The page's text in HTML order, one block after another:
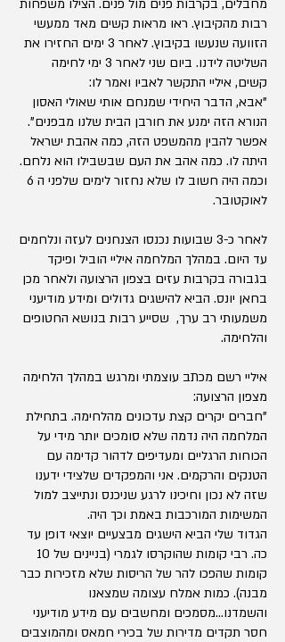
מחבלים, בקרבות פנים מול פנים. הצילו משפחות
רבות מהקיבוץ. ראו מראות קשים מאד ממעשי
הזוועה שנעשו בקיבוץ. לאחר 3 ימים החזירו את
השליטה לידנו. ביום שני לאחר 3 ימי לחימה
קשים, איליי התקשר לאביו ואמר לו:
"אבא, הדבר היחידי שמנחם אותי שאולי האסון
הנורא הזה ימנע את חורבן הבית שלנו מבפנים".
אפשר להבין מהמשפט הזה, כמה אהבת ישראל
היתה לו. כמה אהב את העם שבשבילו הוא נלחם.
וכמה היה חשוב לו שלא נחזור לימים שלפני ה 6
לאוקטובר.
לאחר כ-3 שבועות נכנסו הצנחנים לעזה ונלחמים
עד היום. במהלך המלחמה איליי הוביל ופיקד
בגבורה בקרבות עזים בצפון הרצועה ולאחר מכן
בחאן יונס. הביא להישגים גדולים ומידע מודיעני
משמעותי רב ערך, שסייע רבות בנושא החטופים
והלחימה.
איליי רשם מכתב עוצמתי ומרגש במהלך הלחימה
מצפון הרצועה:
"חברים יקרים קצת עדכונים מהלחימה. בתחילת
המלחמה היה נדמה שלא סומכים יותר מידי על
הכוחות הרגליים ומעדיפים לדהור קדימה עם
הטנקים והרקמים. אני והמפקדים שלצידי ידענו
שזה לא נכון וחיכינו לרגע שניכנס ונתייצב למול
המשימות המורכבות באמת וכך היה.
הגדוד שלי הביא הישגים מבצעיים יוצאי דופן עד
כה. רבי קומות שהוקרסו לגמרי (בניינים של 10
קומות שהפכו להר של הריסות שלא מזכירות כבר
מבנה). כמות אמלח עצומה שמצאנו
והשמדנו...מסמכים ומחשבים עם מידע מודיעני
חסר תקדים מדירות של בכירי חמאס ומהמוצבים